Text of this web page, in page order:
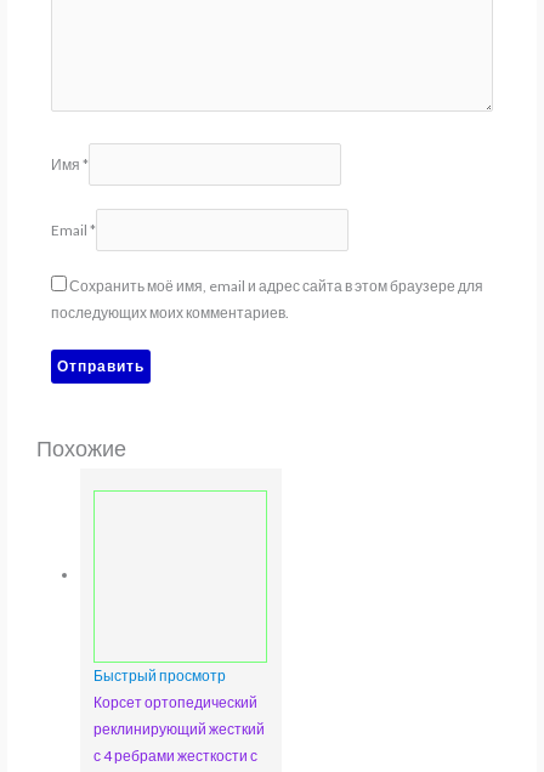
Имя *
Email *
Сохранить моё имя, email и адрес сайта в этом браузере для
последующих моих комментариев.
Похожие
Быстрый просмотр
Корсет ортопедический
реклинирующий жесткий
с 4 ребрами жесткости с